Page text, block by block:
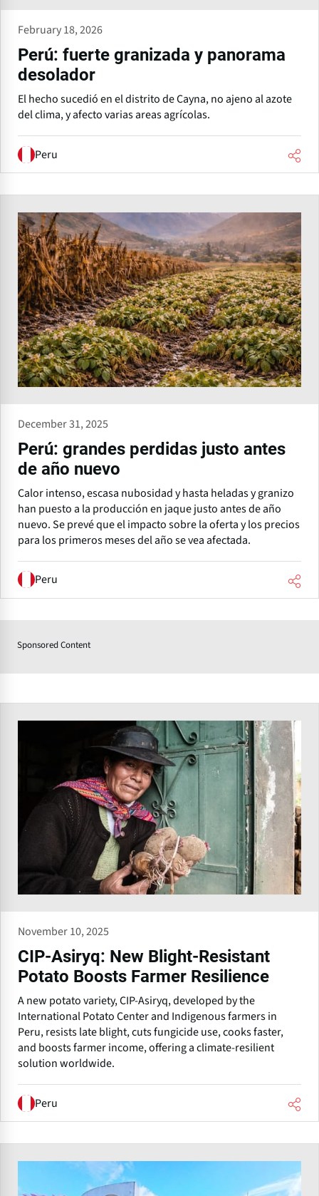
February 18, 2026
Perú: fuerte granizada y panorama
desolador
El hecho sucedió en el distrito de Cayna, no ajeno al azote
del clima, y afecto varias areas agrícolas.
Peru
December 31, 2025
Perú: grandes perdidas justo antes
de año nuevo
Calor intenso, escasa nubosidad y hasta heladas y granizo
han puesto a la producción en jaque justo antes de año
nuevo. Se prevé que el impacto sobre la oferta y los precios
para los primeros meses del año se vea afectada.
Peru
Sponsored Content
November 10, 2025
CIP-Asiryq: New Blight-Resistant
Potato Boosts Farmer Resilience
A new potato variety, CIP-Asiryq, developed by the
International Potato Center and Indigenous farmers in
Peru, resists late blight, cuts fungicide use, cooks faster,
and boosts farmer income, offering a climate-resilient
solution worldwide.
Peru